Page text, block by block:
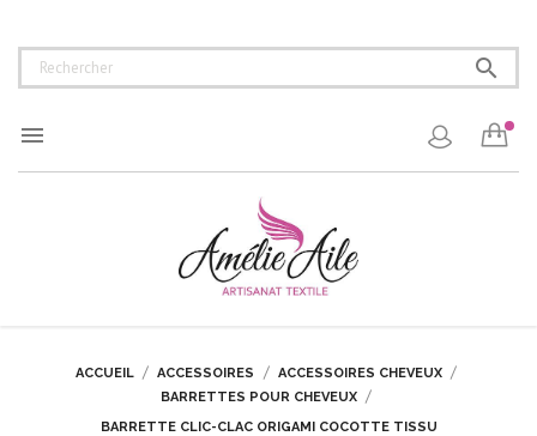


ACCUEIL ACCESSOIRES
ACCESSOIRES CHEVEUX
BARRETTES POUR CHEVEUX
BARRETTE CLIC-CLAC ORIGAMI COCOTTE TISSU